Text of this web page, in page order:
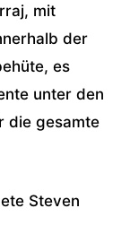
mit
der
es
unter den
die gesamte
Steven